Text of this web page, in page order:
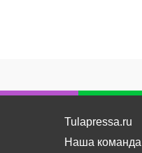
Tulapressa.ru
Наша команда